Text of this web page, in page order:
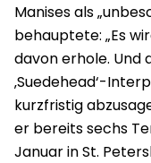
Manises als
behauptete: „Es
davon erhole. Und
‚Suedehead‘-
kurzfristig
er bereits sechs
Januar in St.